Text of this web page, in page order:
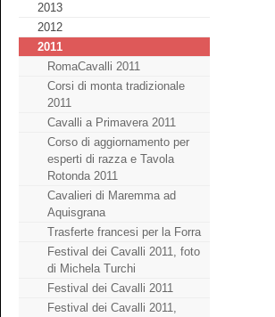
2013
2012
2011
RomaCavalli 2011
Corsi di monta tradizionale
2011
Cavalli a Primavera 2011
Corso di aggiornamento per
esperti di razza e Tavola
Rotonda 2011
Cavalieri di Maremma ad
Aquisgrana
Trasferte francesi per la Forra
Festival dei Cavalli 2011, foto
di Michela Turchi
Festival dei Cavalli 2011
Festival dei Cavalli 2011,